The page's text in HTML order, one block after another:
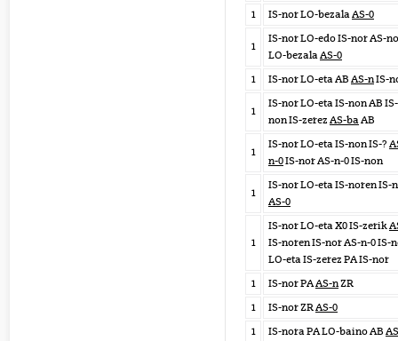
1
IS-nor LO-bezalaAS-0
1
IS-nor LO-edo IS-nor AS-
LO-bezalaAS-0
1
IS-nor LO-eta AB AS-nIS-
1
IS-nor LO-eta IS-non AB IS-
non IS-zerez AS-baAB
1
IS-nor LO-eta IS-non IS-?
n-0IS-nor AS-n-0 IS-non
1
IS-nor LO-eta IS-noren IS-
AS-0
1
IS-nor LO-eta X0 IS-zerik
IS-noren IS-nor AS-n-0 IS-
LO-eta IS-zerez PA IS-nor
1
IS-nor PAAS-nZR
1
IS-nor ZRAS-0
1
IS-nora PA LO-baino AB